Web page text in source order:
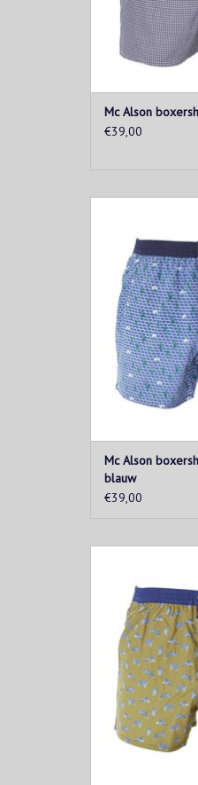
Mc Alson
€39,00
TOEVOEGEN
Mc Alson
blauw
€39,00
TOEVOEGEN